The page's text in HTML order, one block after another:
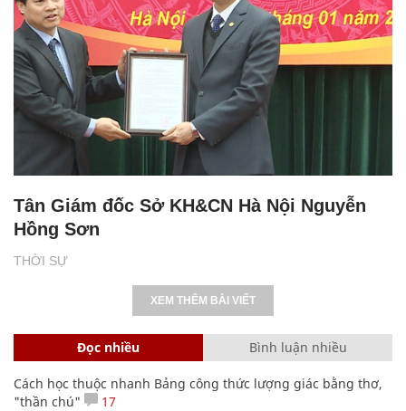
THỜI SỰ
Tân Giám đốc Sở KH&CN Hà Nội Nguyễn
Hồng Sơn
XEM THÊM BÀI VIẾT
Đọc nhiều Bình luận nhiều
Cách học thuộc nhanh Bảng công thức lượng giác bằng thơ,
"thần chú"
17